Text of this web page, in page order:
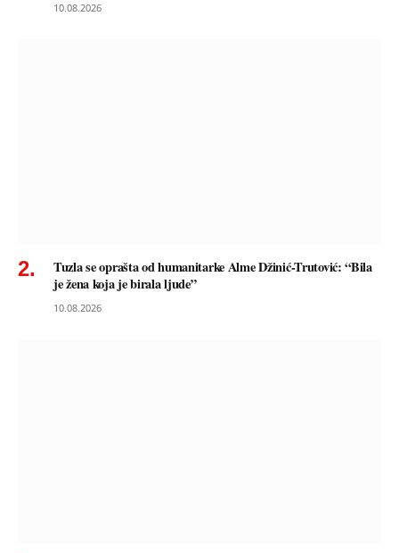
10.08.2026
Tuzla se oprašta od humanitarke Alme Džinić-Trutović: “Bila
je žena koja je birala ljude”
10.08.2026